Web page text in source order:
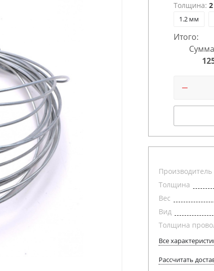
Толщина:
1.2 мм
Итого:
Производитель
Толщина
Вес
Вид
Толщина
Все
Рассчитать